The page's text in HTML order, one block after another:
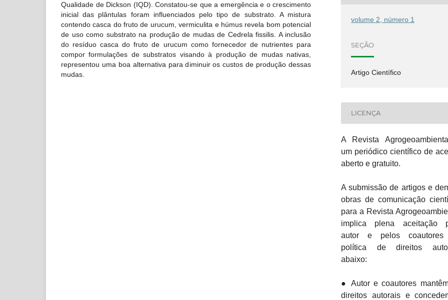
Qualidade de Dickson (IQD). Constatou-se que a emergência e o crescimento
inicial das plântulas foram influenciados pelo tipo de substrato. A mistura
contendo casca do fruto de urucum, vermiculita e húmus revela bom potencial
de uso como substrato na produção de mudas de Cedrela fissilis. A inclusão
do resíduo casca do fruto de urucum como fornecedor de nutrientes para
compor formulações de substratos visando à produção de mudas nativas,
representou uma boa alternativa para diminuir os custos de produção dessas
mudas.
volume 2, número 1
SEÇÃO
Artigo Científico
LICENÇA
A Revista
um periódico científico de
aberto e gratuito.
A submissão de artigos e
obras de comunicação
para a Revista
implica plena aceitação
autor e pelos
política de direitos
abaixo:
● Autor e coautores
direitos autorais e